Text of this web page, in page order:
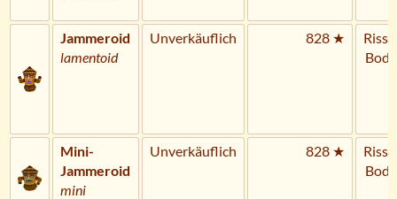
Jammeroid
lamentoid
Unverkäuflich 828 ★
Riss
Mini-
Jammeroid
mini
Unverkäuflich 828 ★
Riss